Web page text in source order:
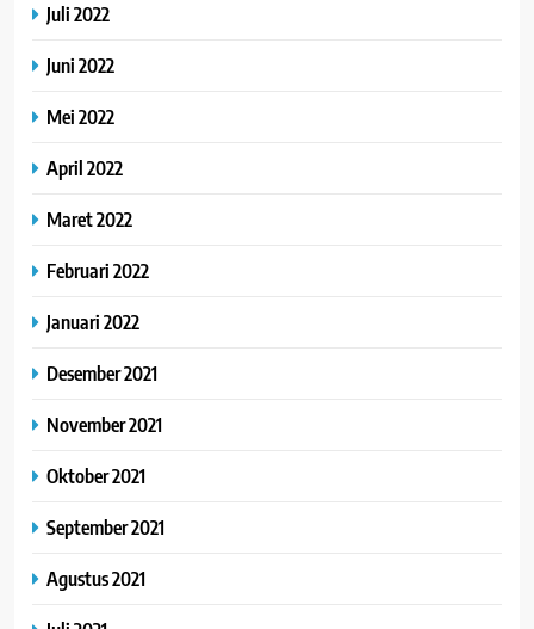
Juli 2022
Juni 2022
Mei 2022
April 2022
Maret 2022
Februari 2022
Januari 2022
Desember 2021
November 2021
Oktober 2021
September 2021
Agustus 2021